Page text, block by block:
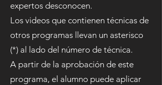
expertos desconocen.
Los videos que contienen técnicas de
otros programas llevan un asterisco
(*) al lado del número de técnica.
A partir de la aprobación de este
programa, el alumno puede aplicar